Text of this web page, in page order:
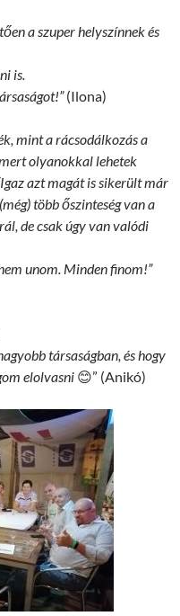
a szuper helyszínnek és
is.
(Ilona)
mint a rácsodálkozás a
olyanokkal lehetek
azt magát is sikerült már
több őszinteség van a
de csak úgy van valódi
unom. Minden finom!”
társaságban, és hogy
elolvasni 😊” (Anikó)